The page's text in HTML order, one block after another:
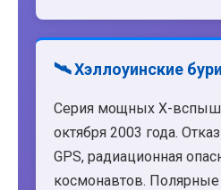
🛰️ Хэллоуинские
Серия мощных X-
октября 2003 года.
GPS, радиационная
космонавтов. Полярные